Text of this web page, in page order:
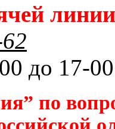
до 17-
по